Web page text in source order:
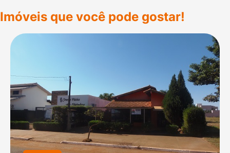
Imóveis que você pode gostar!